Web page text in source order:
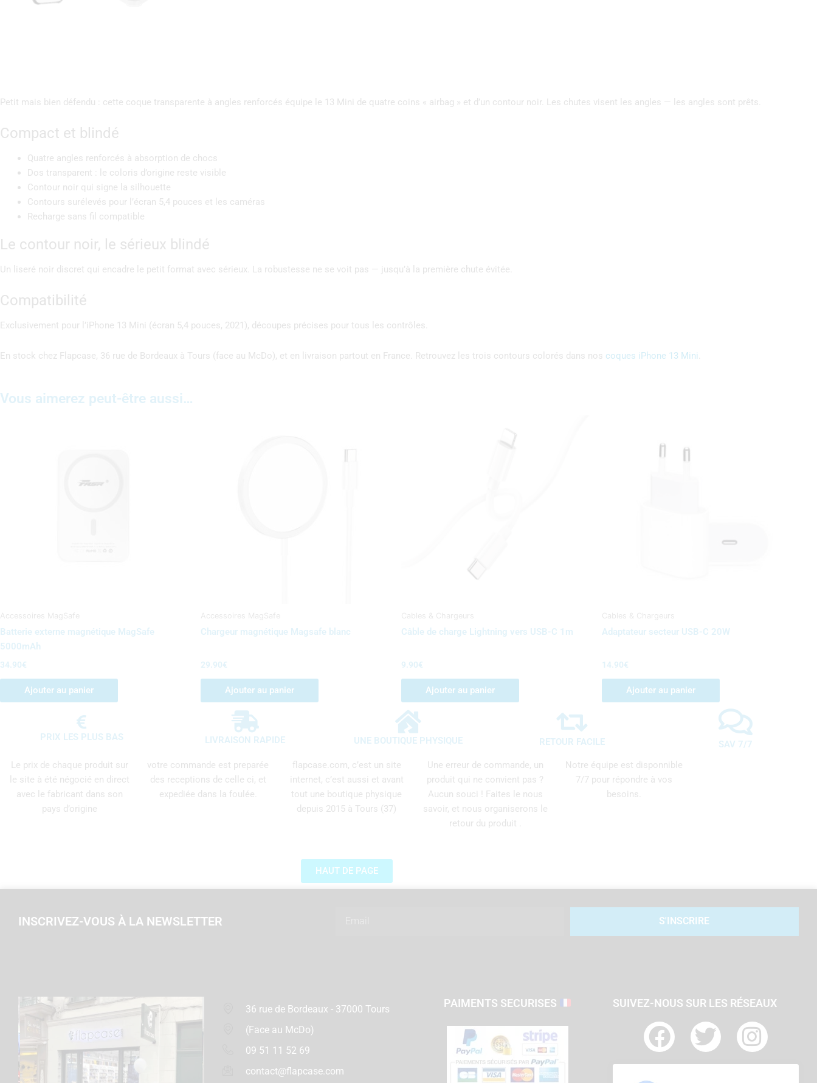
Petit mais bien défendu : cette coque transparente à angles renforcés équipe le 13 Mini de quatre coins « airbag » et d’un contour noir. Les chutes visent les angles — les angles sont prêts.
Compact et blindé
Quatre angles renforcés à absorption de chocs
Dos transparent : le coloris d’origine reste visible
Contour noir qui signe la silhouette
Contours surélevés pour l’écran 5,4 pouces et les caméras
Recharge sans fil compatible
Le contour noir, le sérieux blindé
Un liseré noir discret qui encadre le petit format avec sérieux. La robustesse ne se voit pas — jusqu’à la première chute évitée.
Compatibilité
Exclusivement pour l’iPhone 13 Mini (écran 5,4 pouces, 2021), découpes précises pour tous les contrôles.
En stock chez Flapcase, 36 rue de Bordeaux à Tours (face au McDo), et en livraison partout en France. Retrouvez les trois contours colorés dans nos coques iPhone 13 Mini
Vous aimerez peut-être aussi…
Accessoires MagSafe
Batterie externe magnétique MagSafe
5000mAh
34.90€
Ajouter au panier
Accessoires MagSafe
Chargeur magnétique Magsafe blanc
29.90€
Ajouter au panier
Cables & Chargeurs
Câble de charge Lightning vers USB-C 1m
9.90€
Ajouter au panier
Cables & Chargeurs
Adaptateur secteur USB-C 20W
14.90€
Ajouter au panier
PRIX LES PLUS BAS LIVRAISON RAPIDE UNE BOUTIQUE PHYSIQUE RETOUR FACILE
SAV 7/7
Le prix de chaque produit sur
le site à été négocié en direct
avec le fabricant dans son
pays d’origine
votre commande est preparée
des receptions de celle ci, et
expediée dans la foulée.
flapcase.com, c’est un site
internet, c’est aussi et avant
tout une boutique physique
depuis 2015 à Tours (37)
Une erreur de commande, un
produit qui ne convient pas ?
Aucun souci ! Faites le nous
savoir, et nous organiserons le
retour du produit .
Notre équipe est disponnible
7/7 pour répondre à vos
besoins.
HAUT DE PAGE
INSCRIVEZ-VOUS À LA NEWSLETTER S'INSCRIRE
36 rue de Bordeaux - 37000 Tours
(Face au McDo)
09 51 11 52 69
contact@flapcase.com
PAIMENTS SECURISES SUIVEZ-NOUS SUR LES RÉSEAUX
F
a
T
w
I
n